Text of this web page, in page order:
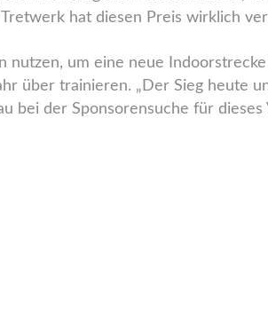
hat diesen Preis wirklich
um eine neue
über trainieren. „Der Sieg heute
bei der Sponsorensuche für dieses